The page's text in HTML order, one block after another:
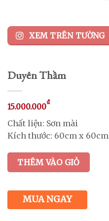
XEM TRÊN TƯỜNG
Duyên Thầm
15.000.000₫
Chất liệu: Sơn mài
Kích thước: 60cm x 60cm
THÊM VÀO GIỎ
MUA NGAY